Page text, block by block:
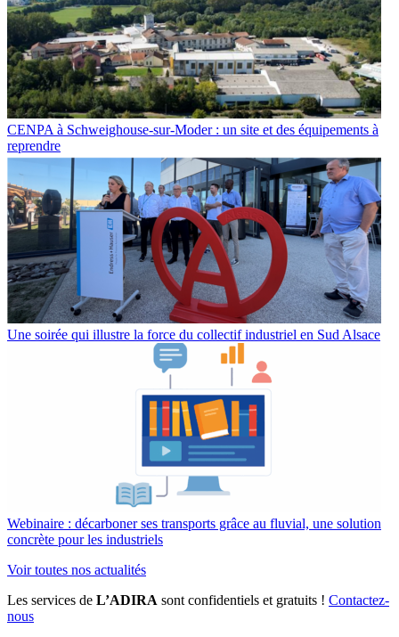
CENPA à Schweighouse-sur-Moder : un site et des équipements à
reprendre
Une soirée qui illustre la force du collectif industriel en Sud Alsace
Webinaire : décarboner ses transports grâce au fluvial, une solution
concrète pour les industriels
Voir toutes nos actualités
Les services de L’ADIRA sont confidentiels et gratuits ! Contactez-
nous